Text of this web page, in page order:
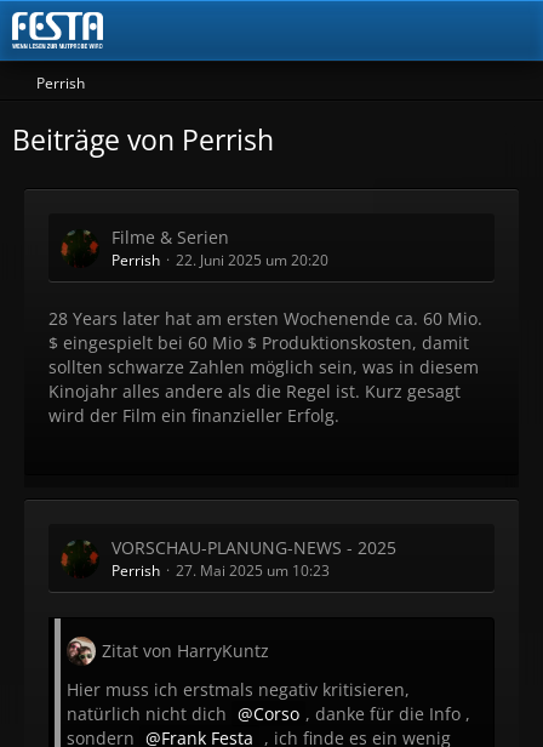
Perrish
Beiträge von Perrish
Filme & Serien
Perrish 22. Juni 2025 um 20:20
28 Years later hat am ersten Wochenende ca. 60 Mio.
$ eingespielt bei 60 Mio $ Produktionskosten, damit
sollten schwarze Zahlen möglich sein, was in diesem
Kinojahr alles andere als die Regel ist. Kurz gesagt
wird der Film ein finanzieller Erfolg.
VORSCHAU-PLANUNG-NEWS - 2025
Perrish 27. Mai 2025 um 10:23
Zitat von HarryKuntz
Hier muss ich erstmals negativ kritisieren,
natürlich nicht dich
Corso , danke für die Info ,
sondern
Frank Festa , ich finde es ein wenig